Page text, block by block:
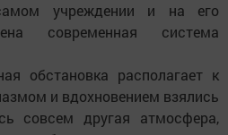
учреждении и на его
современная система
обстановка располагает к
и вдохновением взялись
совсем другая атмосфера,